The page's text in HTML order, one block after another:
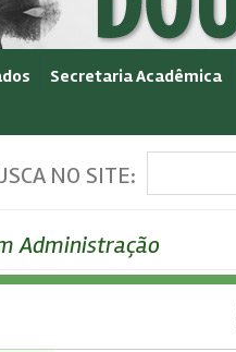
Secretaria Acadêmica
NO SITE:
Administração